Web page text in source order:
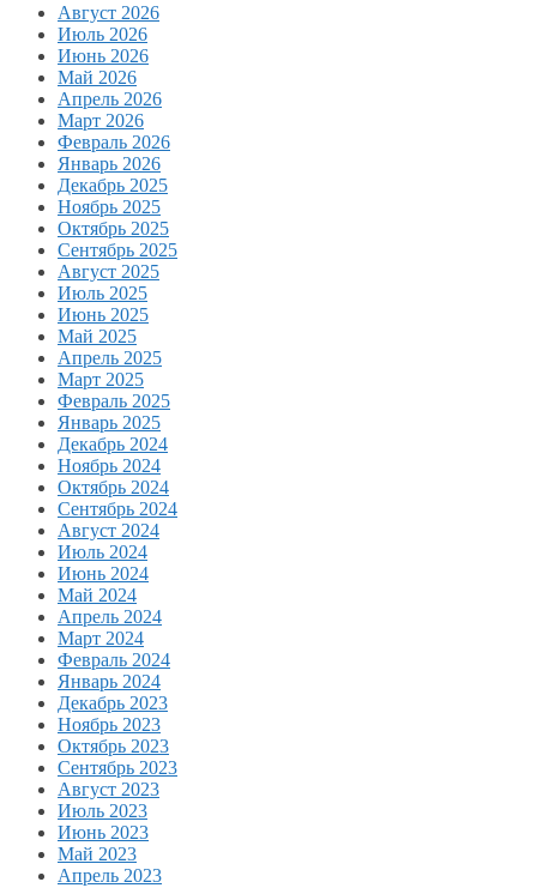
Август 2026
Июль 2026
Июнь 2026
Май 2026
Апрель 2026
Март 2026
Февраль 2026
Январь 2026
Декабрь 2025
Ноябрь 2025
Октябрь 2025
Сентябрь 2025
Август 2025
Июль 2025
Июнь 2025
Май 2025
Апрель 2025
Март 2025
Февраль 2025
Январь 2025
Декабрь 2024
Ноябрь 2024
Октябрь 2024
Сентябрь 2024
Август 2024
Июль 2024
Июнь 2024
Май 2024
Апрель 2024
Март 2024
Февраль 2024
Январь 2024
Декабрь 2023
Ноябрь 2023
Октябрь 2023
Сентябрь 2023
Август 2023
Июль 2023
Июнь 2023
Май 2023
Апрель 2023